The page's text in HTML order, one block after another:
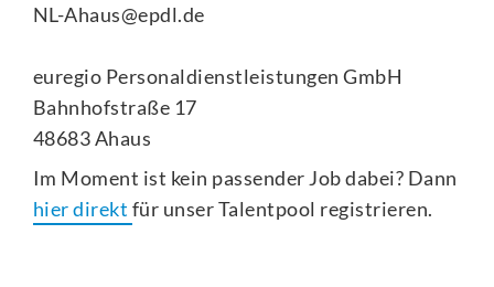
NL-Ahaus@epdl.de
euregio Personaldienstleistungen GmbH
Bahnhofstraße 17
48683 Ahaus
Im Moment ist kein passender Job dabei? Dann
hier direkt für unser Talentpool registrieren.